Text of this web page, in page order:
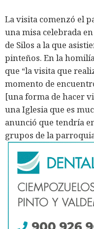
La visita comenzó el
una misa celebrada
de Silos a la que
pinteños. En la
que “la visita que
momento de
[una forma de hacer
una Iglesia que es
anunció que tendría
grupos de la